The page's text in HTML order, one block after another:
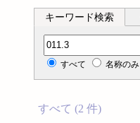
キーワード検索
分類記号検索
すべて 名称のみ
すべて (2 件)